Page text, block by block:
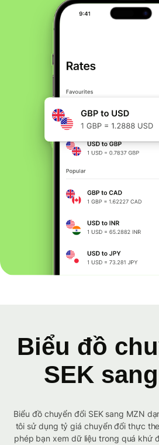
Biểu đồ
SEK
Biểu đồ chuyển đổi SEK sang MZN
tôi sử dụng tỷ giá chuyển đổi thực
phép bạn xem dữ liệu trong quá khứ